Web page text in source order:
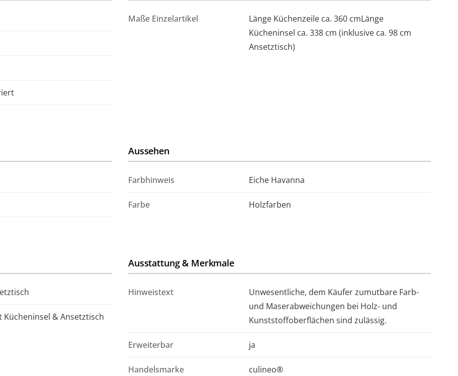
klimaschonende Produktion.
Maße Einzelartikel
Länge Küchenzeile ca. 360 cmLänge
Kücheninsel ca. 338 cm (inklusive ca. 98 cm
Ansetztisch)
Aussehen
Farbhinweis Eiche Havanna
Farbe Holzfarben
& Ansetztisch
Ausstattung & Merkmale
Hinweistext
Unwesentliche, dem Käufer zumutbare Farb-
und Maserabweichungen bei Holz- und
Kunststoffoberflächen sind zulässig.
Erweiterbar ja
Handelsmarke culineo®